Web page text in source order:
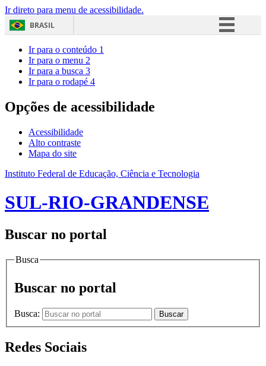
Ir direto para menu de acessibilidade.
BRASIL
Acesso à informação
Ir para o conteúdo 1
Ir para o menu 2
Ir para a busca 3
Ir para o rodapé 4
Opções de acessibilidade
Acessibilidade
Alto contraste
Mapa do site
Instituto Federal de Educação, Ciência e Tecnologia
SUL-RIO-GRANDENSE
Buscar no portal
Busca
Buscar no portal
Busca: Buscar
Redes Sociais